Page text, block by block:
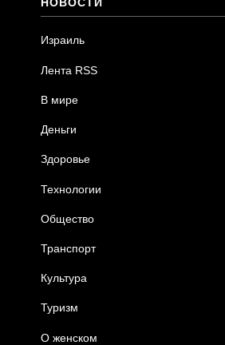
НОВОСТИ
Израиль
Лента RSS
В мире
Деньги
Здоровье
Технологии
Общество
Транспорт
Культура
Туризм
О женском